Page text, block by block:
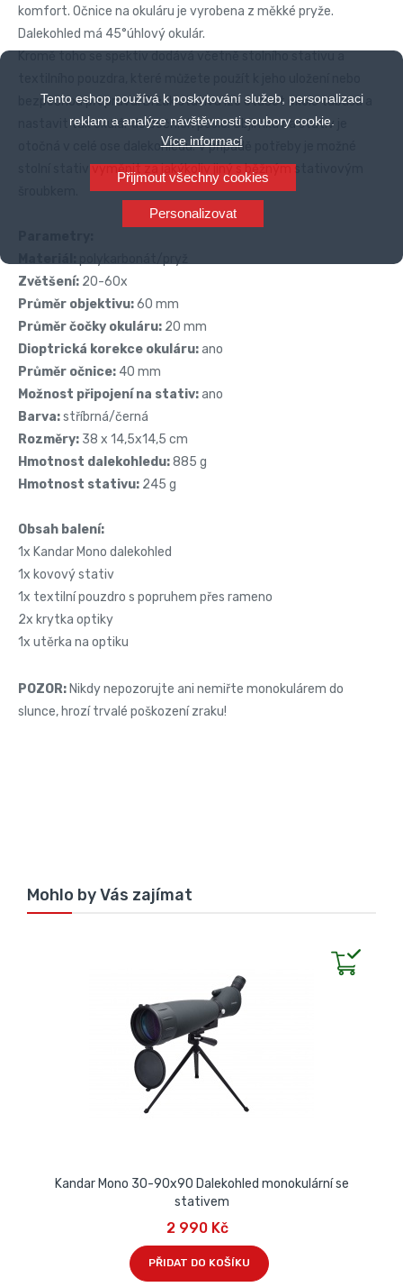
Tento eshop používá k poskytování služeb, personalizaci
reklam a analýze návštěvnosti soubory cookie.
Více informací
Přijmout všechny cookies
Personalizovat
komfort. Očnice na okuláru je vyrobena z měkké pryže.
Dalekohled má 45°úhlový okulár.
bezpečnou přepravu. Držák stativu lze otáčet okolo tubusu a
nastavit tak okulár do bočních posic. Objímka na stativ je
otočná v celé ose dalekohledu. V případě potřeby je možné
stolní stativ vyměnit za jakýkoliv jiný s běžným stativovým
Zvětšení: 20-60x
Průměr objektivu:60 mm
Průměr čočky okuláru: 20 mm
Dioptrická korekce okuláru:ano
Průměr očnice: 40 mm
Možnost připojení na stativ:ano
Barva:stříbrná/černá
Rozměry: 38 x 14,5x14,5 cm
Hmotnost dalekohledu:885 g
Hmotnost stativu: 245 g
Obsah balení:
1x Kandar Mono dalekohled
1x kovový stativ
1x textilní pouzdro s popruhem přes rameno
2x krytka optiky
1x utěrka na optiku
POZOR: Nikdy nepozorujte ani nemiřte monokulárem do
slunce, hrozí trvalé poškození zraku!
Mohlo by Vás zajímat
Kandar Mono 30-90x90 Dalekohled monokulární se
stativem
2 990 Kč
PŘIDAT DO KOŠÍKU